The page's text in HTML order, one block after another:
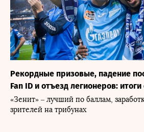
Рекордные призовые, падение
Fan ID и отъезд легионеров:
«Зенит» – лучший по баллам,
зрителей на трибунах